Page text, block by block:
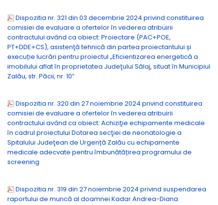
Dispozitia nr. 321 din 03 decembrie 2024 privind constituirea
comisiei de evaluare a ofertelor în vederea atribuirii
contractului având ca obiect: Proiectare (PAC+POE,
PT+DDE+CS), asistenţă tehnică din partea proiectantului și
execuție lucrări pentru proiectul „Eficientizarea energetică a
imobilului aflat în proprietatea Judeţului Sălaj, situat în Municipiul
Zalău, str. Păcii, nr. 10”
Dispozitia nr. 320 din 27 noiembrie 2024 privind constituirea
comisiei de evaluare a ofertelor în vederea atribuirii
contractului având ca obiect: Achiziţie echipamente medicale
în cadrul proiectului Dotarea secţiei de neonatologie a
Spitalului Judeţean de Urgență Zalău cu echipamente
medicale adecvate pentru îmbunătățirea programului de
screening
Dispozitia nr. 319 din 27 noiembrie 2024 privind suspendarea
raportului de muncă al doamnei Kadar Andrea-Diana